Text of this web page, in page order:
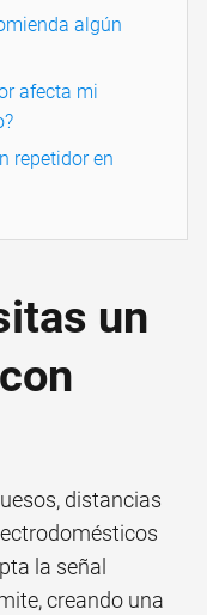
algún
afecta mi
repetidor en
un
distancias
la señal
creando una